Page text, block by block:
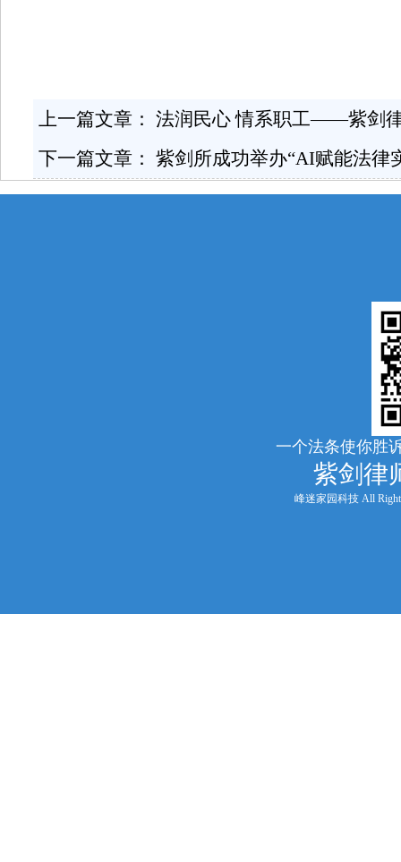
上一篇文章： 法润民心 情系职工——紫剑
下一篇文章： 紫剑所成功举办“AI赋能法律
一个法条使你胜
紫剑律
峰迷家园科技 All